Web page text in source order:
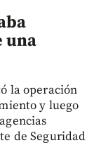
una
la operación
y luego
de Seguridad